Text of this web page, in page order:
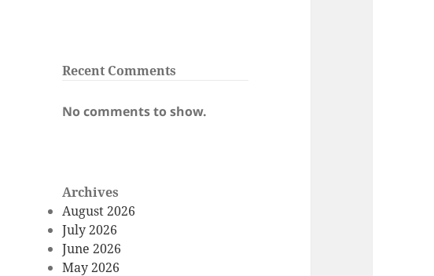
Recent Comments
No comments to show.
Archives
August 2026
July 2026
June 2026
May 2026